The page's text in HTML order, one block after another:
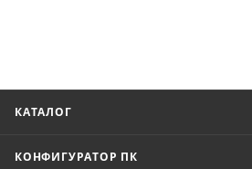
КАТАЛОГ
КОНФИГУРАТОР ПК